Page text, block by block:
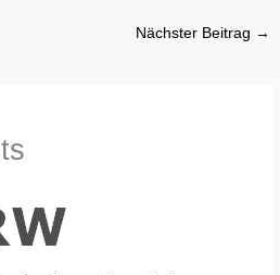
Nächster Beitrag →